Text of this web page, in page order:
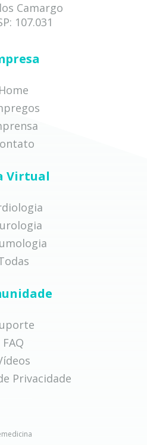
Camargo
107.031
Home
Virtual
FAQ
Privacidade